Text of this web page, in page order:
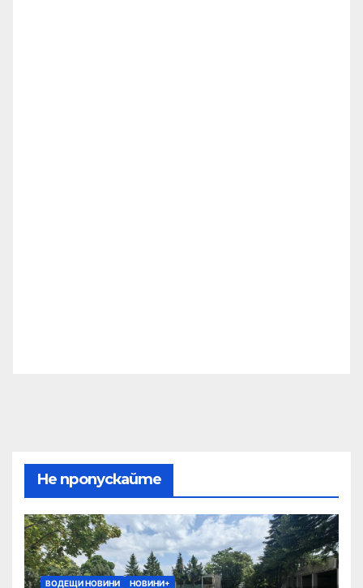
Не пропускайте
ВОДЕЩИ НОВИНИ НОВИНИ+